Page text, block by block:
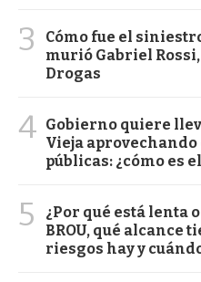
3
Cómo fue el
murió Gabriel
Drogas
4 Gobierno quiere
Vieja
públicas: ¿cómo es
5
¿Por qué está lenta
BROU, qué alcance
riesgos hay y